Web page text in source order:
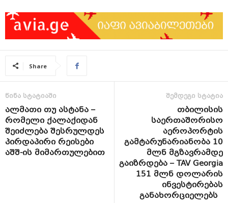
Share
წინა სტატიაში
ალმათი თუ ასტანა –
რომელი ქალაქიდან
შეიძლება შესრულდეს
პირდაპირი რეისები
აშშ-ის მიმართულებით
შემდეგი სტატია
თბილისის
საერთაშორისო
აეროპორტის
გამტარუნარიანობა 10
მლნ მგზავრამდე
გაიზრდება – TAV Georgia
151 მლნ დოლარის
ინვესტირებას
განახორციელებს